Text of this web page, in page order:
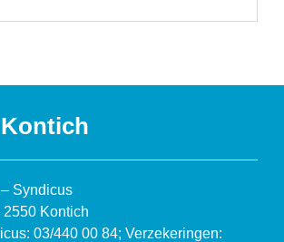
Syndicus
2550 Kontich
03/440 00 84; Verzekeringen: